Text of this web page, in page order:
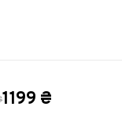
1199 ₴